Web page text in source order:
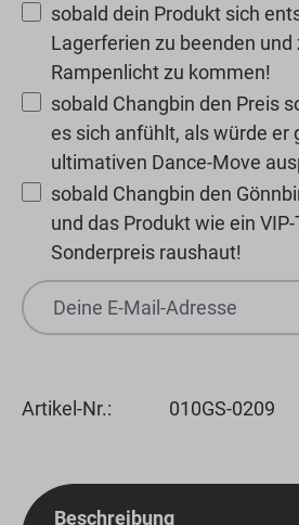
sobald dein Produkt sich
Lagerferien zu beenden und
Rampenlicht zu kommen!
sobald Changbin den Preis
es sich anfühlt, als würde er
ultimativen Dance-Move
sobald Changbin den
und das Produkt wie ein
Sonderpreis raushaut!
Artikel-Nr.: 010GS-0209
Beschreibung